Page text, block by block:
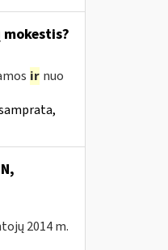
ir nuo
2014 m.